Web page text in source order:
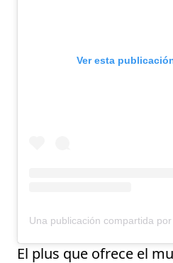
Ver esta
El plus que ofrece el